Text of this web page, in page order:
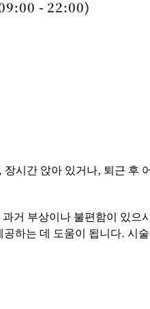
- 22:00)
시간 앉아 있거나, 퇴근 후
거 부상이나 불편함이 있으
하는 데 도움이 됩니다. 시